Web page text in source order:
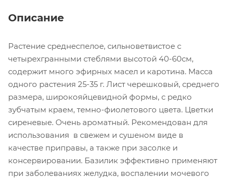
Описание
Растение среднеспелое, сильноветвистое с
четырехгранными стеблями высотой 40-60см,
содержит много эфирных масел и каротина. Масса
одного растения 25-35 г. Лист черешковый, среднего
размера, широкояйцевидной формы, с редко
зубчатым краем, темно-фиолетового цвета. Цветки
сиреневые. Очень ароматный. Рекомендован для
использования в свежем и сушеном виде в
качестве приправы, а также при засолке и
консервировании. Базилик эффективно применяют
при заболеваниях желудка, воспалении мочевого